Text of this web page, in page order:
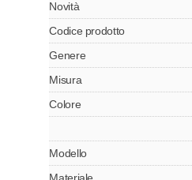
Novità
Codice prodotto
Genere
Misura
Colore
Modello